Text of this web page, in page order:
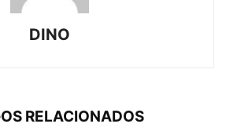
DINO
RELACIONADOS